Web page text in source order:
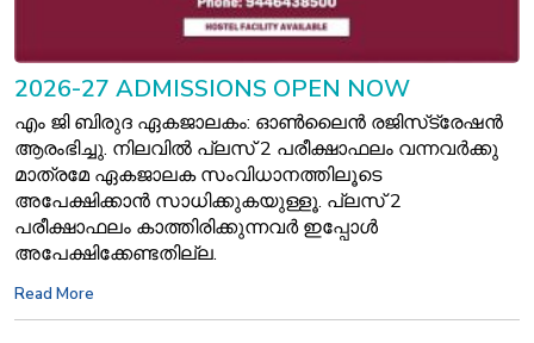
2026-27 ADMISSIONS OPEN NOW
എം ജി ബിരുദ ഏകജാലകം: ഓൺലൈൻ രജിസ്‌ട്രേഷൻ
ആരംഭിച്ചു. നിലവിൽ പ്ലസ്‌ 2 പരീക്ഷാഫലം വന്നവർക്കു
മാത്രമേ ഏകജാലക സംവിധാനത്തിലൂടെ
അപേക്ഷിക്കാൻ സാധിക്കുകയുള്ളൂ. പ്ലസ്‌ 2
പരീക്ഷാഫലം കാത്തിരിക്കുന്നവർ ഇപ്പോൾ
അപേക്ഷിക്കേണ്ടതില്ല.
Read More